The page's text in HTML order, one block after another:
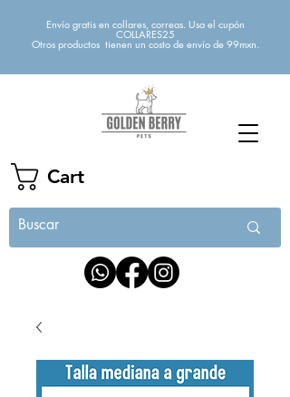
Cart
Envío gratis en collares, correas. Usa el cupón
COLLARES25
Otros productos tienen un costo de envío de 99mxn.